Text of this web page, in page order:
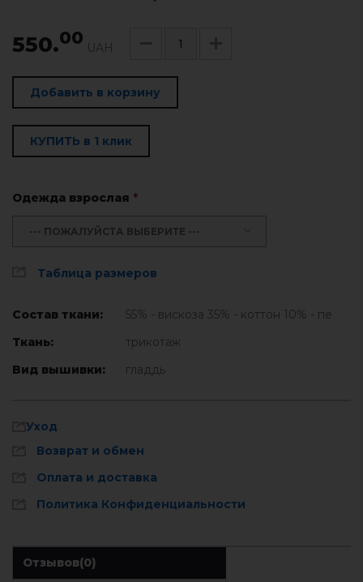
550.00 UAH
Добавить в корзину
КУПИТЬ в 1 клик
Одежда взрослая *
--- ПОЖАЛУЙСТА ВЫБЕРИТЕ ---
Таблица размеров
Состав ткани:
55% - вискоза 35% - коттон 10% - пе
Ткань:
трикотаж
Вид вышивки:
гладдь
Уход
Возврат и обмен
Оплата и доставка
Политика Конфиденциальности
Отзывов(0)